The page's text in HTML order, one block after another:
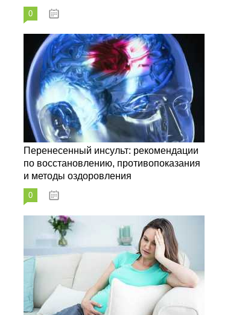
0
Перенесенный инсульт: рекомендации
по восстановлению, противопоказания
и методы оздоровления
0